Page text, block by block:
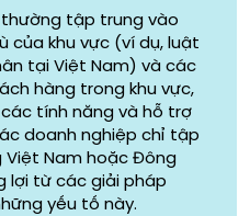
thường tập trung vào
của khu vực (ví dụ, luật
tại Việt Nam) và các
hàng trong khu vực,
tính năng và hỗ trợ
doanh nghiệp chỉ tập
Nam hoặc Đông
lợi từ các giải pháp
yếu tố này.